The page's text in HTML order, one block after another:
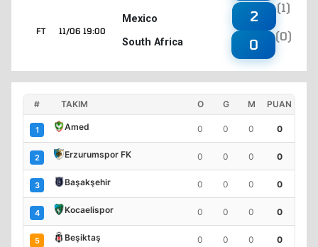
11/06 19:00
FT
Mexico
South Africa
2
(1)
0
(0)
# TAKIM O G M PUAN
1 Amed 0 0 0 0
2 Erzurumspor FK 0 0 0 0
3 Başakşehir 0 0 0 0
4 Kocaelispor 0 0 0 0
5 Beşiktaş 0 0 0 0